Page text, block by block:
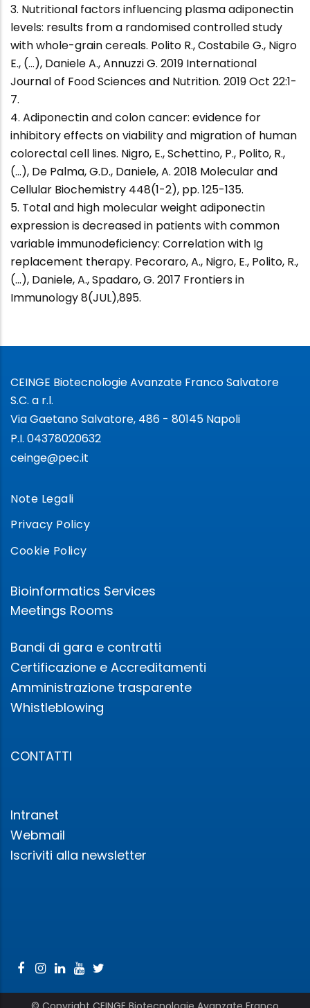
3. Nutritional factors influencing plasma adiponectin
levels: results from a randomised controlled study
with whole-grain cereals. Polito R., Costabile G., Nigro
E., (...), Daniele A., Annuzzi G. 2019 International
Journal of Food Sciences and Nutrition. 2019 Oct 22:1-
7.
4. Adiponectin and colon cancer: evidence for
inhibitory effects on viability and migration of human
colorectal cell lines. Nigro, E., Schettino, P., Polito, R.,
(...), De Palma, G.D., Daniele, A. 2018 Molecular and
Cellular Biochemistry 448(1-2), pp. 125-135.
5. Total and high molecular weight adiponectin
expression is decreased in patients with common
variable immunodeficiency: Correlation with Ig
replacement therapy. Pecoraro, A., Nigro, E., Polito, R.,
(...), Daniele, A., Spadaro, G. 2017 Frontiers in
Immunology 8(JUL),895.
CEINGE Biotecnologie Avanzate Franco Salvatore
S.C. a r.l.
Via Gaetano Salvatore, 486 - 80145 Napoli
P.I. 04378020632
ceinge@pec.it
Note Legali
Privacy Policy
Cookie Policy
Bioinformatics Services
Meetings Rooms
Bandi di gara e contratti
Certificazione e Accreditamenti
Amministrazione trasparente
Whistleblowing
CONTATTI
Intranet
Webmail
Iscriviti alla newsletter